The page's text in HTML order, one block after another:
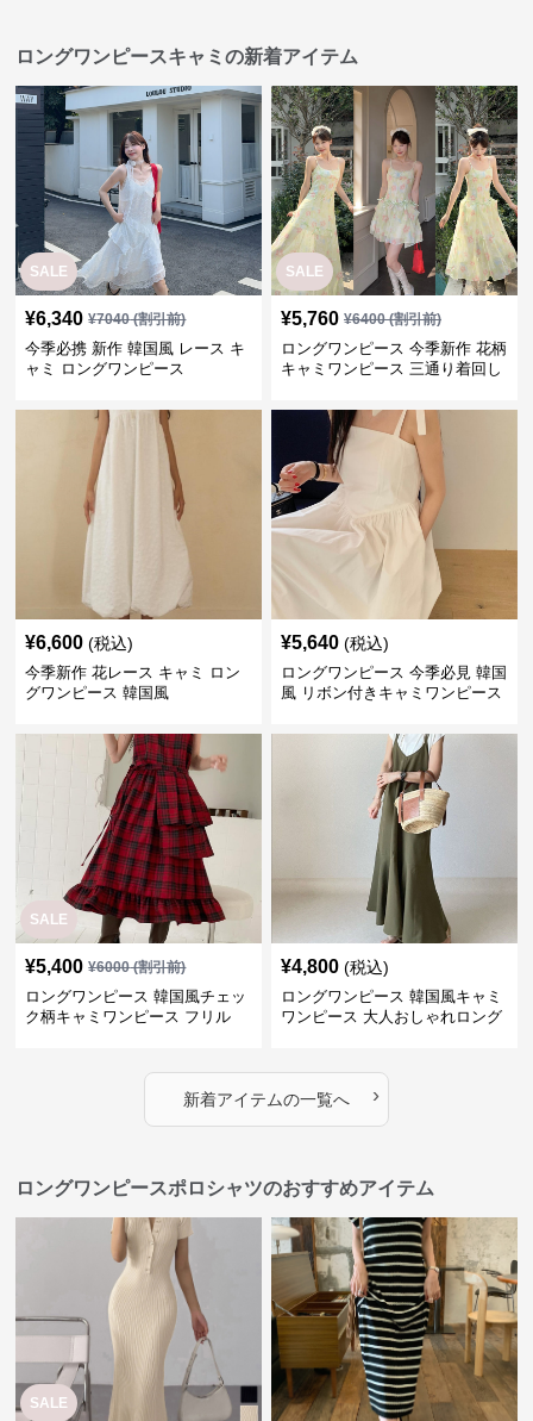
ロングワンピースキャミの新着アイテム
SALE
¥6,340 ¥7040(割引前)
今季必携 新作 韓国風 レース キ
ャミ ロングワンピース
SALE
¥5,760 ¥6400(割引前)
ロングワンピース 今季新作 花柄
キャミワンピース 三通り着回し
¥6,600 (税込)
今季新作 花レース キャミ ロン
グワンピース 韓国風
¥5,640 (税込)
ロングワンピース 今季必見 韓国
風 リボン付きキャミワンピース
SALE
¥5,400 ¥6000(割引前)
ロングワンピース 韓国風チェッ
ク柄キャミワンピース フリル
¥4,800 (税込)
ロングワンピース 韓国風キャミ
ワンピース 大人おしゃれロング
新着アイテムの一覧へ ›
ロングワンピースポロシャツのおすすめアイテム
SALE